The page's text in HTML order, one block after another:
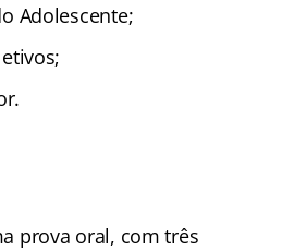
Adolescente;
prova oral, com três